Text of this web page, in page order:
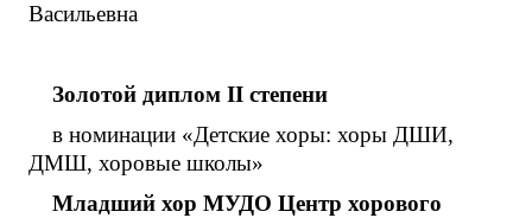
Васильевна
Золотой диплом II степени
в номинации «Детские хоры: хоры ДШИ,
ДМШ, хоровые школы»
Младший хор МУДО Центр хорового